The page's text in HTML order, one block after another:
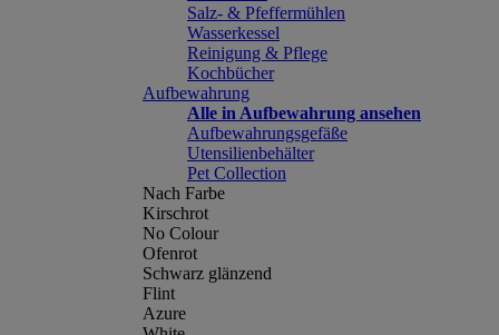
Salz- & Pfeffermühlen
Wasserkessel
Reinigung & Pflege
Kochbücher
Aufbewahrung
Alle in Aufbewahrung ansehen
Aufbewahrungsgefäße
Utensilienbehälter
Pet Collection
Nach Farbe
Kirschrot
No Colour
Ofenrot
Schwarz glänzend
Flint
Azure